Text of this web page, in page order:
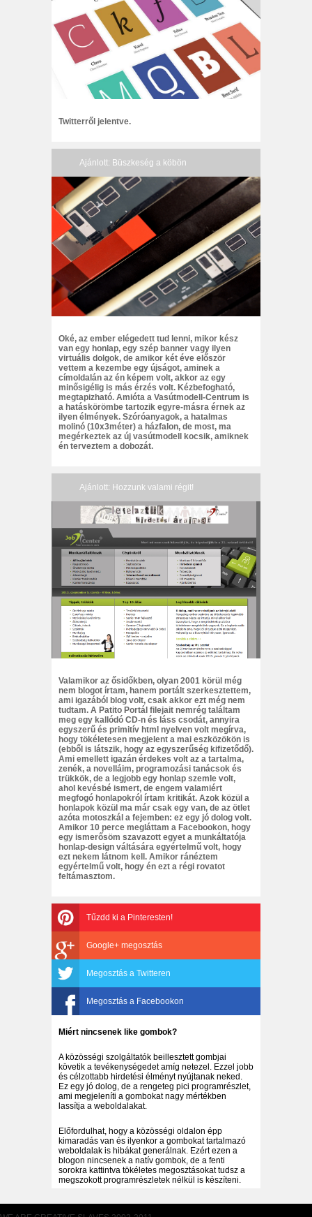
Twitterről jelentve.
Ajánlott: Büszkeség a köbön
Oké, az ember elégedett tud lenni, mikor kész
van egy honlap, egy szép banner vagy ilyen
virtuális dolgok, de amikor két éve először
vettem a kezembe egy újságot, aminek a
címoldalán az én képem volt, akkor az egy
minősigélig is más érzés volt. Kézbefogható,
megtapizható. Amióta a Vasútmodell-Centrum is
a hatáskörömbe tartozik egyre-másra érnek az
ilyen élmények. Szóróanyagok, a hatalmas
molinó (10x3méter) a házfalon, de most, ma
megérkeztek az új vasútmodell kocsik, amiknek
én terveztem a dobozát.
Ajánlott: Hozzunk valami régit!
Valamikor az ősidőkben, olyan 2001 körül még
nem blogot írtam, hanem portált szerkesztettem,
ami igazából blog volt, csak akkor ezt még nem
tudtam. A Patito Portál filejait nemrég találtam
meg egy kallódó CD-n és láss csodát, annyira
egyszerű és primitív html nyelven volt megírva,
hogy tökéletesen megjelent a mai eszközökön is
(ebből is látszik, hogy az egyszerűség kifizetődő).
Ami emellett igazán érdekes volt az a tartalma,
zenék, a novelláim, programozási tanácsok és
trükkök, de a legjobb egy honlap szemle volt,
ahol kevésbé ismert, de engem valamiért
megfogó honlapokról írtam kritikát. Azok közül a
honlapok közül ma már csak egy van, de az ötlet
azóta motoszkál a fejemben: ez egy jó dolog volt.
Amikor 10 perce megláttam a Facebookon, hogy
egy ismerősöm szavazott egyet a munkáltatója
honlap-design váltására egyértelmű volt, hogy
ezt nekem látnom kell. Amikor ránéztem
egyértelmű volt, hogy én ezt a régi rovatot
feltámasztom.
Tűzdd ki a Pinteresten!
Google+ megosztás
Megosztás a Twitteren
Megosztás a Facebookon
Miért nincsenek like gombok?
A közösségi szolgáltatók beillesztett gombjai
követik a tevékenységedet amíg netezel. Ezzel jobb
és célzottabb hirdetési élményt nyújtanak neked.
Ez egy jó dolog, de a rengeteg pici programrészlet,
ami megjeleníti a gombokat nagy mértékben
lassítja a weboldalakat.
Előfordulhat, hogy a közösségi oldalon épp
kimaradás van és ilyenkor a gombokat tartalmazó
weboldalak is hibákat generálnak. Ezért ezen a
blogon nincsenek a natív gombok, de a fenti
sorokra kattintva tökéletes megosztásokat tudsz a
megszokott programrészletek nélkül is készíteni.